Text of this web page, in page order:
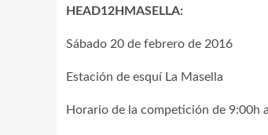
HEAD12HMASELLA:
Sábado 20 de febrero de 2016
Estación de esquí La Masella
Horario de la competición de 9:00h